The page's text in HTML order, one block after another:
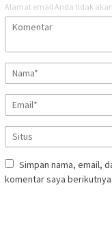
Alamat email Anda tidak
Simpan nama, email,
komentar saya berikutnya.